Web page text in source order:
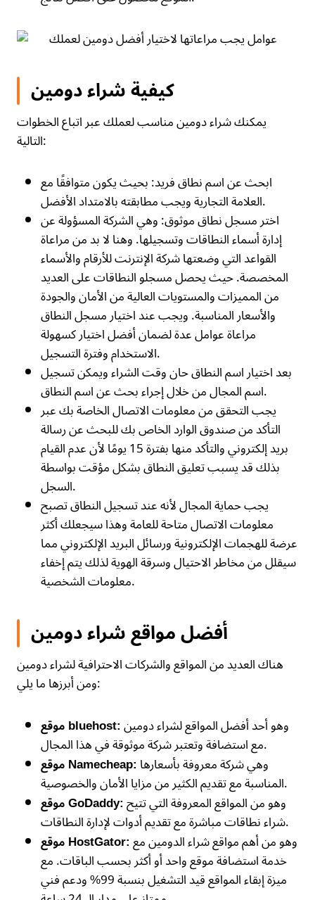
كيفية شراء دومين
يمكنك شراء دومين مناسب لعملك عبر اتباع الخطوات
التالية:
ابحث عن اسم نطاق فريد: بحيث يكون متوافقًا مع
العلامة التجارية ويجب مطابقته بالامتداد الأفضل.
اختر مسجل نطاق موثوق: وهي الشركة المسؤولة عن
إدارة أسماء النطاقات وتسجيلها. وهنا لا بد من مراعاة
القواعد التي وضعتها شركة الإنترنت للأرقام والأسماء
المخصصة. حيث يحصل مسجلو النطاقات على العديد
من المميزات والمستويات العالية من الأمان والجودة
والأسعار المناسبة. ويجب عند اختيار مسجل النطاق
مراعاة عوامل عدة لضمان أفضل اختيار كسهولة
الاستخدام وفترة التسجيل.
بعد اختيار اسم النطاق حان وقت الشراء ويمكن تسجيل
اسم المجال من خلال إجراء بحث عن اسم النطاق.
يجب التحقق من معلومات الاتصال الخاصة بك عبر
التأكد من صندوق الوارد الخاص بك للبحث عن رسالة
بريد إلكتروني والتأكد منها بفترة 15 يومًا لأن عدم القيام
بذلك قد يسبب تعليق النطاق بشكل مؤقت بواسطة
السجل.
يجب حماية المجال لأنه عند تسجيل النطاق تصبح
معلومات الاتصال متاحة للعامة وهذا سيجعلك أكثر
عرضة للهجمات الإلكترونية ورسائل البريد الإلكتروني مما
سيقلل من مخاطر الاحتيال وسرقة الهوية لذلك يتم إخفاء
معلومات الشخصية.
أفضل مواقع شراء دومين
هناك العديد من المواقع والشركات الاحترافية لشراء دومين
ومن أبرزها ما يلي:
موقع bluehost:
مع استضافة وتعتبر شركة موثوقة في هذا المجال.
موقع Namecheap:
المناسبة مع تقديم الكثير من مزايا الأمان والخصوصية.
موقع GoDaddy:
شراء نطاقات مباشرة مع تقديم أدوات لإدارة النطاقات.
موقع HostGator:
خدمة استضافة موقع واحد أو أكثر بحسب الباقات. مع
ميزة إبقاء المواقع قيد التشغيل بنسبة 99% ودعم فني